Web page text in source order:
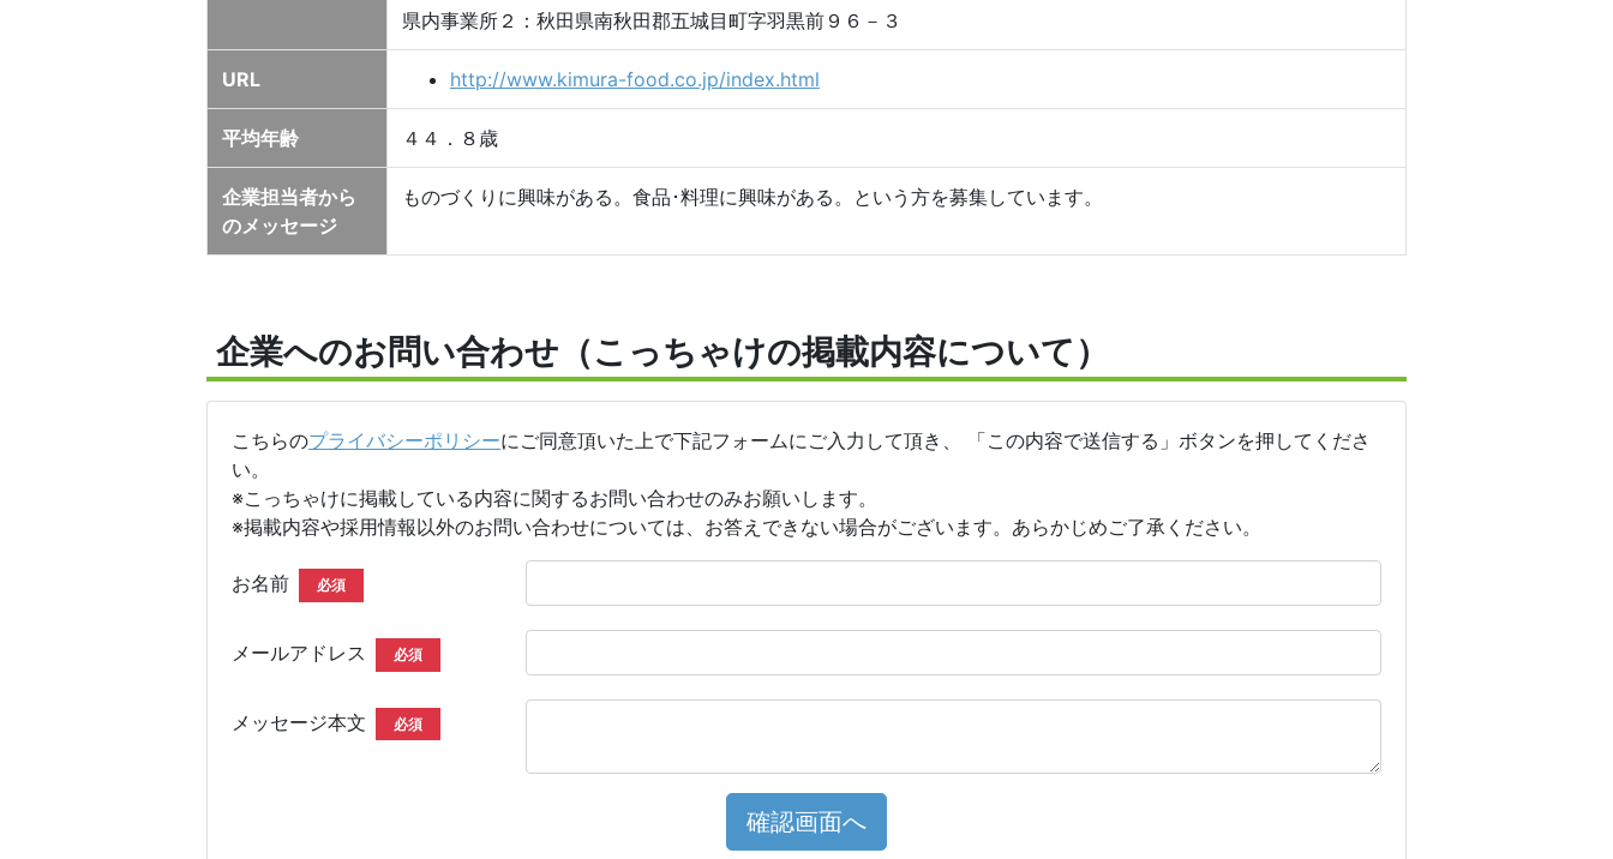
県内事業所２：秋田県南秋田郡五城目町字羽黒前９６－３
URL http://www.kimura-food.co.jp/index.html
平均年齢 ４４．８歳
企業担当者から
のメッセージ
ものづくりに興味がある。食品･料理に興味がある。という方を募集しています。
企業へのお問い合わせ（こっちゃけの掲載内容について）
こちらのプライバシーポリシーにご同意頂いた上で下記フォームにご入力して頂き、 「この内容で送信する」ボタンを押してくださ
い。
※こっちゃけに掲載している内容に関するお問い合わせのみお願いします。
※掲載内容や採用情報以外のお問い合わせについては、お答えできない場合がございます。あらかじめご了承ください。
お名前 必須
メールアドレス 必須
メッセージ本文 必須
確認画面へ